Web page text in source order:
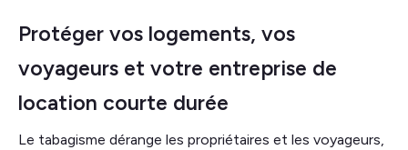
Protéger vos logements, vos
voyageurs et votre entreprise de
location courte durée
Le tabagisme dérange les propriétaires et les voyageurs,